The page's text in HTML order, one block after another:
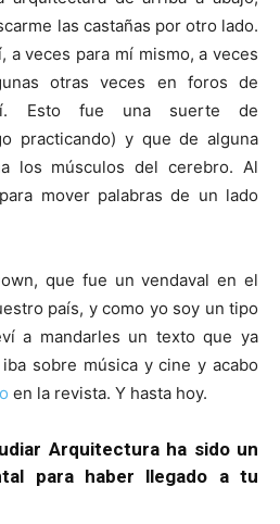
las castañas por otro lado.
veces para mí mismo, a veces
otras veces en foros de
Esto fue una suerte de
practicando) y que de alguna
los músculos del cerebro. Al
mover palabras de un lado
que fue un vendaval en el
país, y como yo soy un tipo
a mandarles un texto que ya
sobre música y cine y acabo
en la revista. Y hasta hoy.
Arquitectura ha sido un
para haber llegado a tu